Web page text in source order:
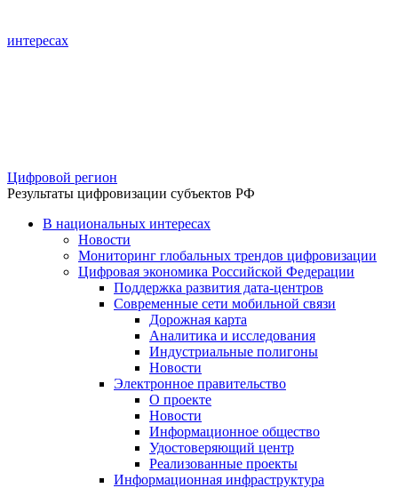
интересах
Цифровой регион
Результаты цифровизации субъектов РФ
В национальных интересах
Новости
Мониторинг глобальных трендов цифровизации
Цифровая экономика Российской Федерации
Поддержка развития дата-центров
Современные сети мобильной связи
Дорожная карта
Аналитика и исследования
Индустриальные полигоны
Новости
Электронное правительство
О проекте
Новости
Информационное общество
Удостоверяющий центр
Реализованные проекты
Информационная инфраструктура